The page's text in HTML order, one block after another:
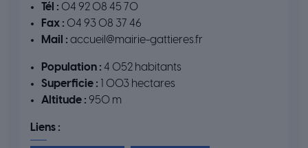
Tél : 04 92 08 45 70
Fax : 04 93 08 37 46
Mail : accueil@mairie-gattieres.fr
Population : 4 052 habitants
Superficie : 1 003 hectares
Altitude : 950 m
Liens :